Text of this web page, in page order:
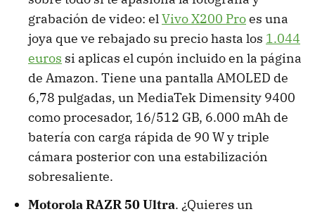
grabación de video: elVivo X200 Proes una
joya que ve rebajado su precio hasta los 1.044
euros si aplicas el cupón incluido en la página
de Amazon. Tiene una pantalla AMOLED de
6,78 pulgadas, un MediaTek Dimensity 9400
como procesador, 16/512 GB, 6.000 mAh de
batería con carga rápida de 90 W y triple
cámara posterior con una estabilización
sobresaliente.
Motorola RAZR 50 Ultra. ¿Quieres un